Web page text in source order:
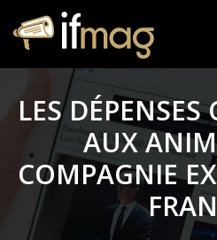
LES DÉPENSES
AUX
COMPAGNIE